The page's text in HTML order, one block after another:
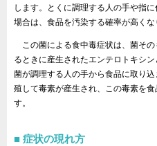
します。とくに調理する人の手や指
場合は、食品を汚染する確率が高くな
この菌による食中毒症状は、菌そ
るときに産生されたエンテロトキシ
菌が調理する人の手から食品に取り
殖して毒素が産生され、この毒素を
す。
症状の現れ方